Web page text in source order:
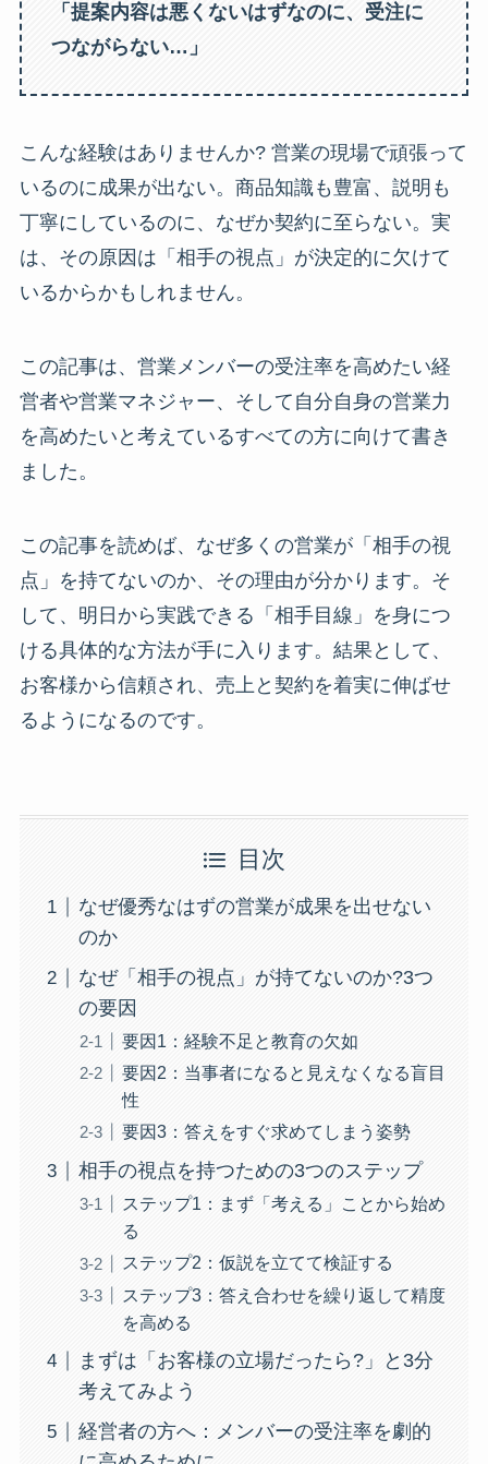
「提案内容は悪くないはずなのに、受注に
つながらない…」
こんな経験はありませんか? 営業の現場で頑張って
いるのに成果が出ない。商品知識も豊富、説明も
丁寧にしているのに、なぜか契約に至らない。実
は、その原因は「相手の視点」が決定的に欠けて
いるからかもしれません。
この記事は、営業メンバーの受注率を高めたい経
営者や営業マネジャー、そして自分自身の営業力
を高めたいと考えているすべての方に向けて書き
ました。
この記事を読めば、なぜ多くの営業が「相手の視
点」を持てないのか、その理由が分かります。そ
して、明日から実践できる「相手目線」を身につ
ける具体的な方法が手に入ります。結果として、
お客様から信頼され、売上と契約を着実に伸ばせ
るようになるのです。
目次
なぜ優秀なはずの営業が成果を出せない
のか
なぜ「相手の視点」が持てないのか?3つ
の要因
要因1：経験不足と教育の欠如
要因2：当事者になると見えなくなる盲目
性
要因3：答えをすぐ求めてしまう姿勢
相手の視点を持つための3つのステップ
ステップ1：まず「考える」ことから始め
る
ステップ2：仮説を立てて検証する
ステップ3：答え合わせを繰り返して精度
を高める
まずは「お客様の立場だったら?」と3分
考えてみよう
経営者の方へ：メンバーの受注率を劇的